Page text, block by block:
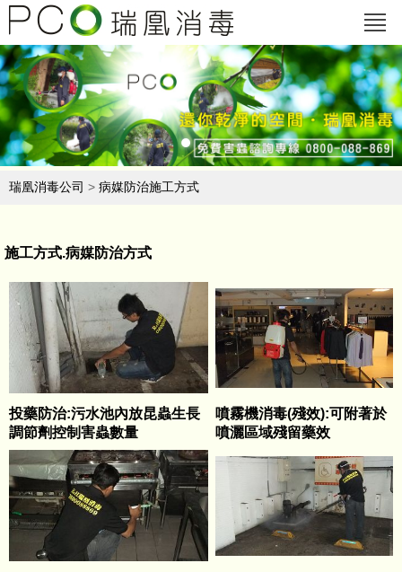
瑞凰消毒公司 > 病媒防治施工方式
施工方式.病媒防治方式
投藥防治:污水池內放昆蟲生長
調節劑控制害蟲數量
噴霧機消毒(殘效):可附著於
噴灑區域殘留藥效